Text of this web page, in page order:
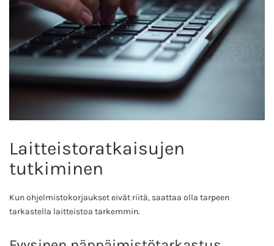
Laitteistoratkaisujen
tutkiminen
Kun ohjelmistokorjaukset eivät riitä, saattaa olla tarpeen
tarkastella laitteistoa tarkemmin.